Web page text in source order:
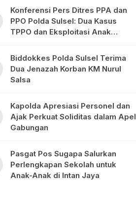
Konferensi Pers Ditres PPA dan
PPO Polda Sulsel: Dua Kasus
TPPO dan Eksploitasi Anak
Biddokkes Polda Sulsel Terima
Dua Jenazah Korban KM Nurul
Salsa
Kapolda Apresiasi Personel dan
Ajak Perkuat Soliditas dalam Apel
Gabungan
Pasgat Pos Sugapa Salurkan
Perlengkapan Sekolah untuk
Anak-Anak di Intan Jaya